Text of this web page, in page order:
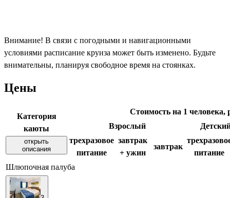
Внимание! В связи с погодными и навигационными
условиями расписание круиза может быть изменено. Будьте
внимательны, планируя свободное время на стоянках.
Цены
Категория
каюты
открыть
описания
Стоимость на 1 человека,
Взрослый
трехразовое
питание
завтрак
+ ужин
завтрак
питание
Шлюпочная палуба